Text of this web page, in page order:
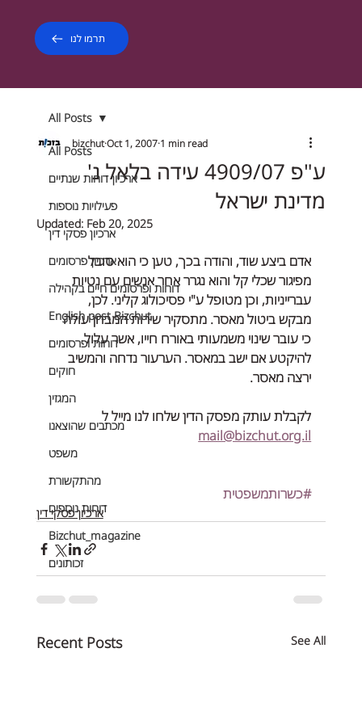
תרמו לנו
All Posts
ארכיון דוחות שנתיים
פעילויות נוספות
ארכיון פסקי דין
ארכיון פרסומים
דוחות ופרסומים חיים בקהילה
English post Bizchut
דוחות ופרסומים
חוקים
המגזין
מכתבים שהוצאנו
משפט
מהתקשורת
דוחות נוספים
Bizchut_magazine
זכותונים
All Posts
ע"פ 4909/07 עידה בלאל נ'
מדינת ישראל
bizchutOct 1, 20071 min read
Updated: Feb 20, 2025
אדם ביצע שוד, והודה בכך, טען כי הוא סובל
מפיגור שכלי קל והוא נגרר אחר אנשים עם נטיות
עברייניות, וכן מטופל ע"י פסיכולוג קליני. לכן,
מבקש ביטול מאסר. מתסקיר שירות המבחן עולה
כי עובר שינוי משמעותי באורח חייו, אשר עלול
להיקטע אם ישב במאסר. הערעור נדחה והמשיב
ירצה מאסר.
לקבלת עותק מפסק הדין שלחו לנו מייל ל
mail@bizchut.org.il
#כשרותמשפטית
ארכיון פסקי דין
Recent Posts See All